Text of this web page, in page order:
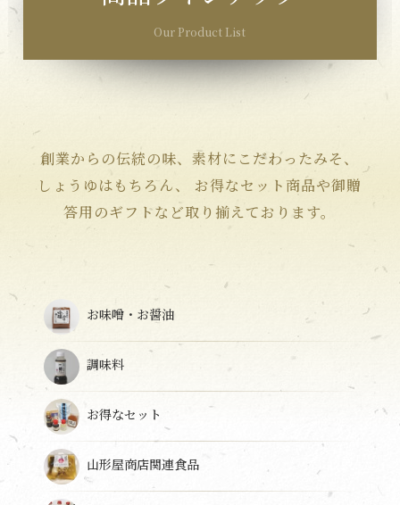
Our Product List
創業からの伝統の味、素材にこだわったみそ、
しょうゆはもちろん、
お得なセット商品や御贈
答用のギフトなど取り揃えております。
お味噌・お醤油
調味料
お得なセット
山形屋商店関連食品